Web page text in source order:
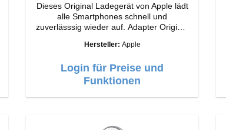
Dieses Original Ladegerät von Apple lädt
alle Smartphones schnell und
zuverlässsig wieder auf. Adapter Original
Anschlüsse: USB-A Output: 12W Farbe:
Hersteller: Apple
Login für Preise und
Funktionen